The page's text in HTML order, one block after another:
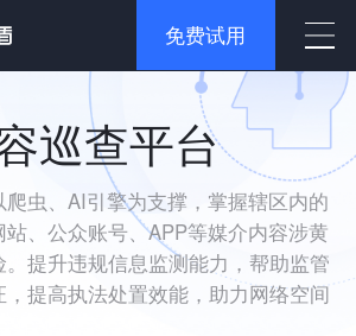
免费试用
访问电脑版>
电话咨询
巡查平台
虫、AI引擎为支撑，掌握辖区内的
、公众账号、APP等媒介内容涉黄
提升违规信息监测能力，帮助监管
提高执法处置效能，助力网络空间
图片检测
视频检测
音频检测
社交
游戏
媒体